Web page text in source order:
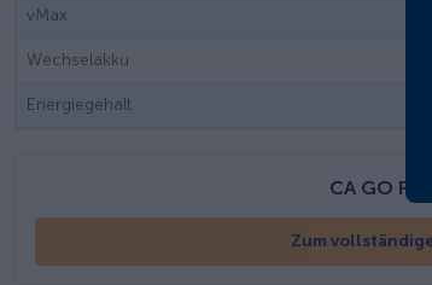
vMax
Wechselakku
Energiegehalt
CA GO
Zum